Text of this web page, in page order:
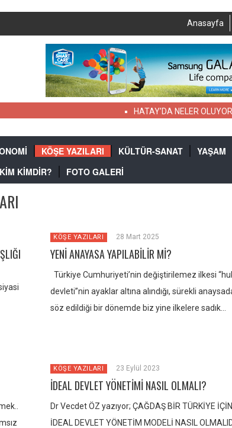
Anasayfa
HATAY’DA NELER OLUYOR?
KÖŞE YAZILARI KÜLTÜR-SANAT YAŞAM
KİM KİMDİR? FOTO GALERİ
KÖŞE YAZILARI 28 Mart 2025
YENİ ANAYASA YAPILABİLİR Mİ?
Türkiye Cumhuriyeti’nin değiştirilemez ilkesi
devleti”nin ayaklar altına alındığı, sürekli
söz edildiği bir dönemde biz yine ilkelere sadık…
KÖŞE YAZILARI 23 Eylül 2023
İDEAL DEVLET YÖNETİMİ NASIL OLMALI?
Dr Vecdet ÖZ yazıyor; ÇAĞDAŞ BİR TÜRKİYE İÇİN
İDEAL DEVLET YÖNETİM MODELİ NASIL